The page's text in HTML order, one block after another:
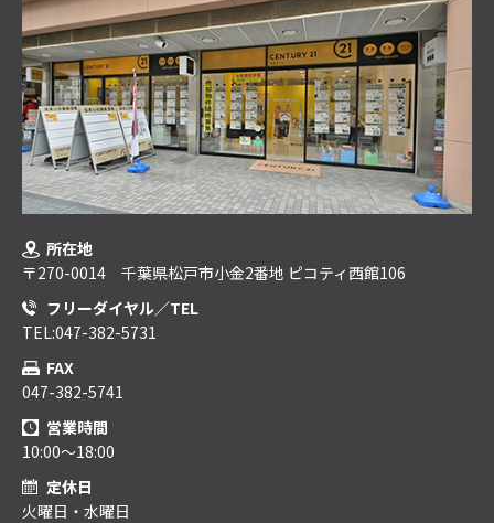
所在地
〒270-0014 千葉県松戸市小金2番地 ピコティ西館106
フリーダイヤル／TEL
TEL:047-382-5731
FAX
047-382-5741
営業時間
10:00～18:00
定休日
火曜日・水曜日